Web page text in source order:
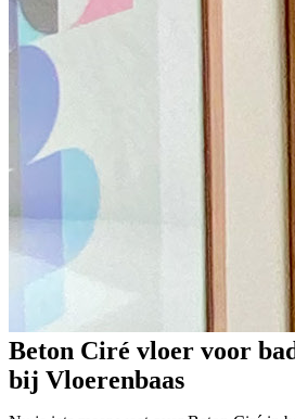
Beton Ciré vloer voor
bij Vloerenbaas